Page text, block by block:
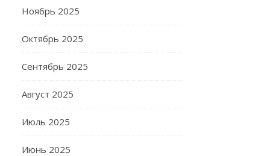
Ноябрь 2025
Октябрь 2025
Сентябрь 2025
Август 2025
Июль 2025
Июнь 2025